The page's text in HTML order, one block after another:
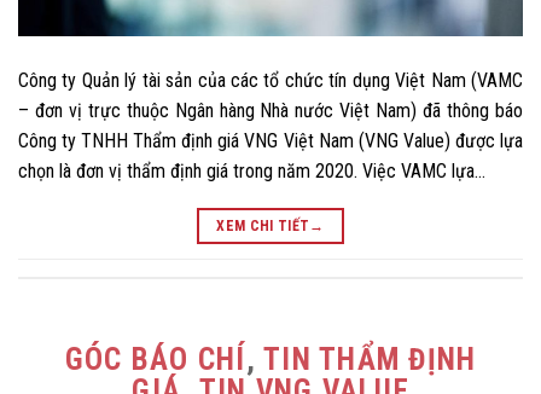
Công ty Quản lý tài sản của các tổ chức tín dụng Việt Nam (VAMC
– đơn vị trực thuộc Ngân hàng Nhà nước Việt Nam) đã thông báo
Công ty TNHH Thẩm định giá VNG Việt Nam (VNG Value) được lựa
chọn là đơn vị thẩm định giá trong năm 2020. Việc VAMC lựa…
XEM CHI TIẾT →
GÓC BÁO CHÍ , TIN THẨM ĐỊNH